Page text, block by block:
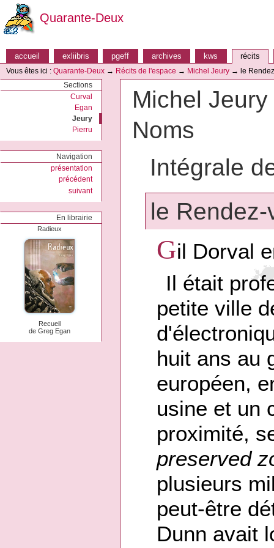
Quarante-Deux
accueil exliibris pgeff archives kws récits
Vous êtes ici : Quarante-Deux → Récits de l'espace → Michel Jeury → le
Sections
Curval
Egan
Jeury
Pierru
Navigation
présentation
précédent
suivant
En librairie
Radieux
Recueil
de Greg Egan
Michel
Noms
Intégrale
le
Gil Dorval
Il était
petite ville
huit ans au
européen,
usine et un
proximité,
preserved
plusieurs
peut-être
Dunn avait